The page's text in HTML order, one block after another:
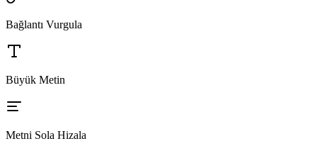
Bağlantı Vurgula
Büyük Metin
Metni Sola Hizala